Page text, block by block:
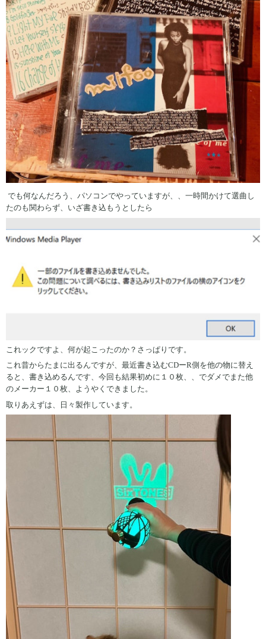
でも何なんだろう、パソコンでやっていますが、、一時間かけて選曲し
たのも関わらず、いざ書き込もうとしたら
これックですよ、何が起こったのか？さっぱりです。
これ昔からたまに出るんですが、最近書き込むCDーR側を他の物に替え
ると、書き込めるんです、今回も結果初めに１０枚、、でダメでまた他
のメーカー１０枚、ようやくできました。
取りあえずは、日々製作しています。